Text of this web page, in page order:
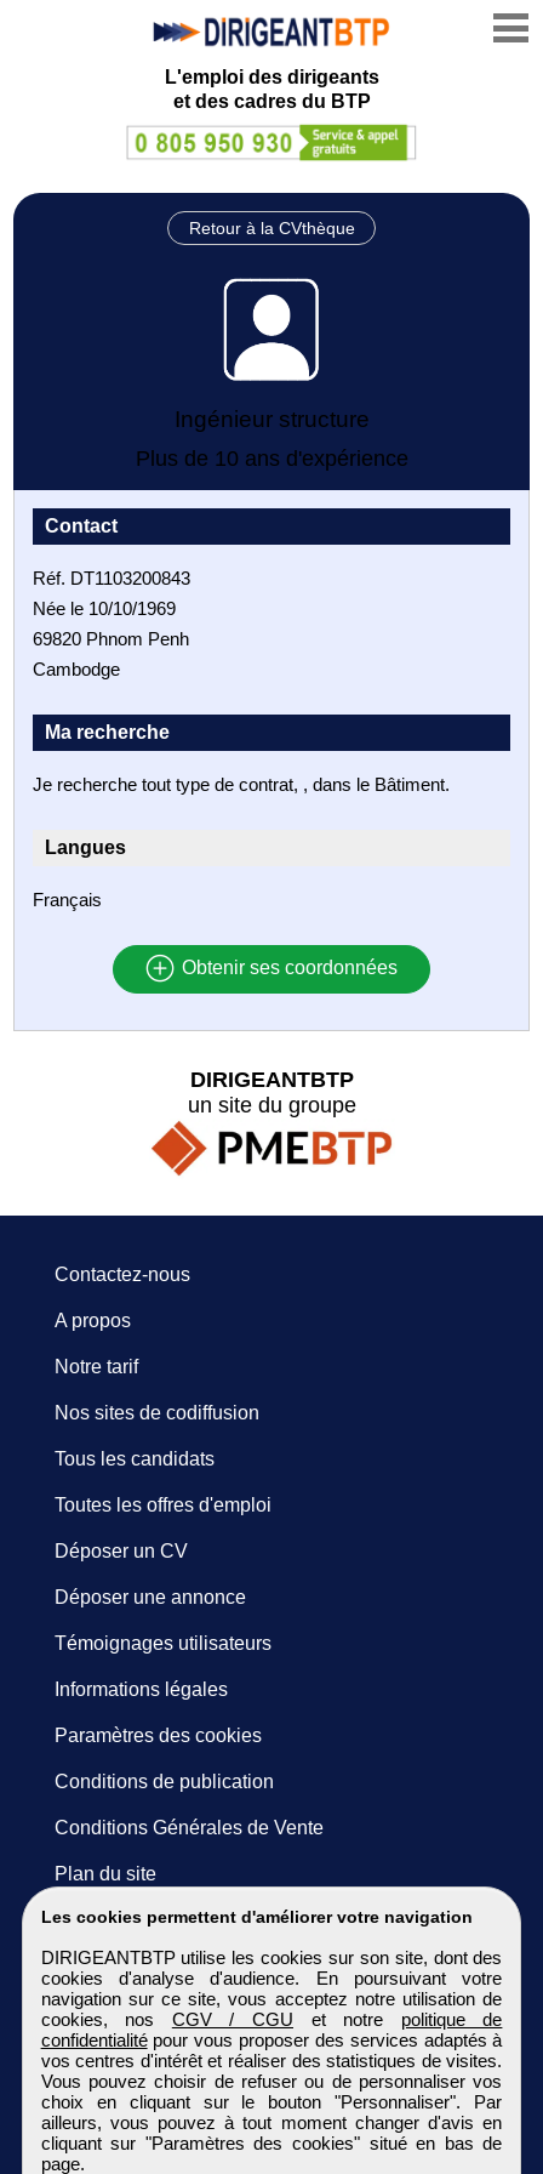
L'emploi des dirigeants
et des cadres du BTP
Retour à la CVthèque
Ingénieur structure
Plus de 10 ans d'expérience
Contact
Réf. DT1103200843
Née le 10/10/1969
69820 Phnom Penh
Cambodge
Ma recherche
Je recherche tout type de contrat, , dans le Bâtiment.
Langues
Français
Obtenir ses coordonnées
Les cookies permettent d'améliorer votre navigation
DIRIGEANTBTP utilise les cookies sur son site, dont des
cookies d'analyse d'audience. En poursuivant votre
navigation sur ce site, vous acceptez notre utilisation de
cookies, nos CGV / CGU et notre politique de
confidentialitépour vous proposer des services adaptés à
vos centres d'intérêt et réaliser des statistiques de visites.
Vous pouvez choisir de refuser ou de personnaliser vos
choix en cliquant sur le bouton "Personnaliser". Par
ailleurs, vous pouvez à tout moment changer d'avis en
cliquant sur "Paramètres des cookies" situé en bas de
page.
DIRIGEANTBTP
un site du groupe
Contactez-nous
A propos
Notre tarif
Nos sites de codiffusion
Tous les candidats
Toutes les offres d'emploi
Déposer un CV
Déposer une annonce
Témoignages utilisateurs
Informations légales
Paramètres des cookies
Conditions de publication
Conditions Générales de Vente
Plan du site